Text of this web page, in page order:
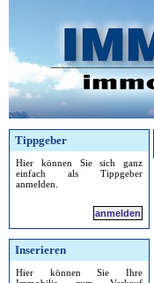
Tippgeber
Hier können Sie sich ganz
einfach als Tippgeber
anmelden.
anmelden
Inserieren
Hier können Sie Ihre